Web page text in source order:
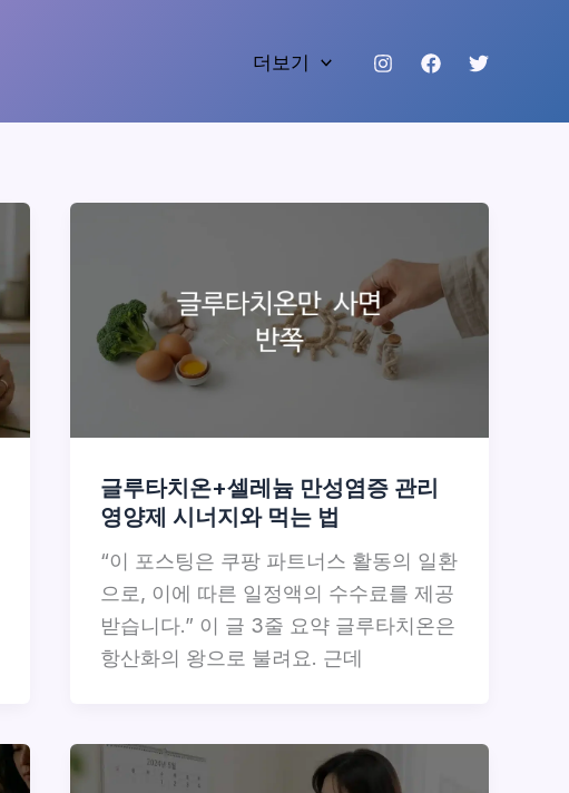
더보기
글루타치온+셀레늄 만성염증 관리
영양제 시너지와 먹는 법
“이 포스팅은 쿠팡 파트너스 활동의 일환
으로, 이에 따른 일정액의 수수료를 제공
받습니다.” 이 글 3줄 요약 글루타치온은
항산화의 왕으로 불려요. 근데